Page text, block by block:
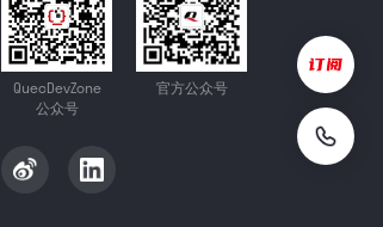
QuecDevZone
公众号
官方公众号